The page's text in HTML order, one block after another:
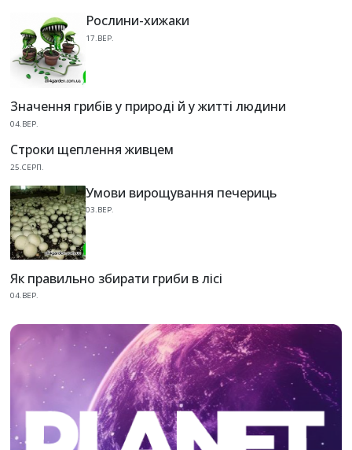
Рослини-хижаки
17.ВЕР.
Значення грибів у природі й у житті людини
04.ВЕР.
Строки щеплення живцем
25.СЕРП.
Умови вирощування печериць
03.ВЕР.
Як правильно збирати гриби в лісі
04.ВЕР.